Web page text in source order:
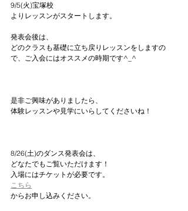
9/5(火)宝塚校
よりレッスンがスタートします。
発表会後は、
どのクラスも基礎に立ち戻りレッスンをしますの
で、ご入会にはオススメの時期です^_^
是非ご興味がありましたら、
体験レッスンや見学にいらしてくださいね！
8/26(土)のダンス発表会は、
どなたでもご覧いただけます！
入場にはチケットが必要です。
こちら
からお申し込みください。